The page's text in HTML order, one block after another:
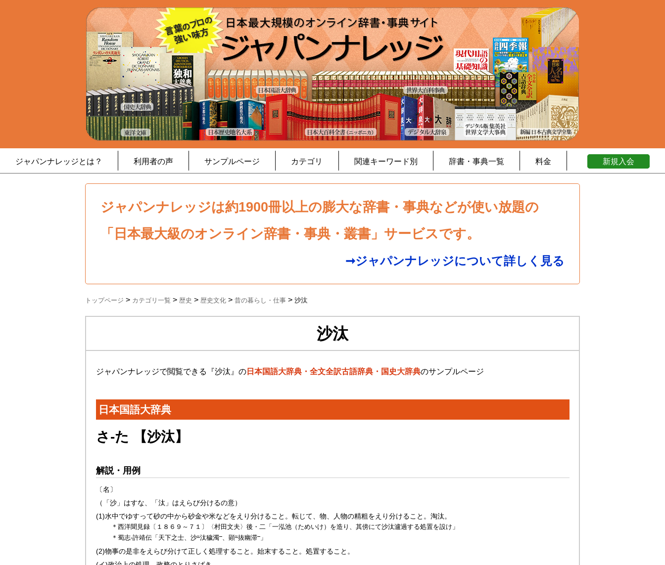
ジャパンナレッジとは？ 利用者の声 サンプルページ カテゴリ 関連キーワード別 辞書・事典一覧 料金 新規入会
ジャパンナレッジは約1900冊以上の膨大な辞書・事典などが使い放題の
「日本最大級のオンライン辞書・事典・叢書」サービスです。
➞ジャパンナレッジについて詳しく見る
トップページ > カテゴリ一覧 > 歴史 > 歴史文化 > 昔の暮らし・仕事 > 沙汰
沙汰
ジャパンナレッジで閲覧できる『沙汰』の日本国語大辞典・全文全訳古語辞典・国史大辞典のサンプルページ
日本国語大辞典
さ‐た 【沙汰】
解説・用例
〔名〕
（「沙」はすな、「汰」はえらび分けるの意）
(1)水中でゆすって砂の中から砂金や米などをえり分けること。転じて、物、人物の精粗をえり分けること。淘汰。
＊西洋聞見録〔１８６９～７１〕〈村田文夫〉後・二「一泓池（ためいけ）を造り、其傍にて沙汰瀘過する処置を設け」
＊蜀志‐許靖伝「天下之士、沙 汰穢濁 、顕 抜幽滞 」
(2)物事の是非をえらび分けて正しく処理すること。始末すること。処置すること。